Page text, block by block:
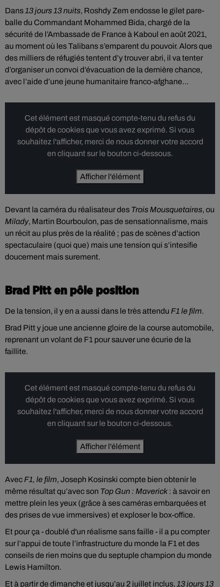
Dans 13 jours 13 nuits, Roshdy Zem endosse le gilet pare-
balle du Commandant Mohammed Bida, chargé de la
sécurité de l’Ambassade de France à Kaboul en août 2021,
au moment où les Talibans s’emparent du pouvoir. Alors que
des milliers de réfugiés tentent d’y trouver abri, il va tenter
d’organiser un convoi d’évacuation de la dernière chance,
avec l’aide d’une jeune humanitaire franco-afghane…
Cet élément est masqué compte-tenu du refus du
dépôt de cookies que vous avez exprimé. Si vous
souhaitez l'afficher, merci de nous donner votre accord
en cliquant sur le bouton ci-dessous.
Afficher l'élément
Devant la caméra du réalisateur des Trois Mousquetaires, ou
Milady, Martin Bourboulon, pas de sensationnalisme, mais
un récit au plus près de la réalité ; pas de scènes d’action
spectaculaire (quoi que) mais une tension qui s’intesifie
doucement mais surement.
Brad Pitt en pôle position
De la tension, il y en a aussi dans le très attendu F1 le film.
Brad Pitt y joue une ancienne gloire de la course automobile,
reprenant un volant de F1 pour sauver une écurie de la
faillite.
Cet élément est masqué compte-tenu du refus du
dépôt de cookies que vous avez exprimé. Si vous
souhaitez l'afficher, merci de nous donner votre accord
en cliquant sur le bouton ci-dessous.
Afficher l'élément
Avec F1, le film, Joseph Kosinski compte bien obtenir le
même résultat qu’avec son Top Gun : Maverick : à savoir en
mettre plein les yeux (grâce à ses caméras embarquées et
des prises de vue immersives) et exploser le box-office.
Et pour ça - doublé d'un réalisme sans faille - il a pu compter
sur l’appui de toute l’infrastructure du monde la F1 et des
conseils de rien moins que du septuple champion du monde
Lewis Hamilton.
Et à partir de dimanche et jusqu’au 2 juillet inclus, 13 jours 13